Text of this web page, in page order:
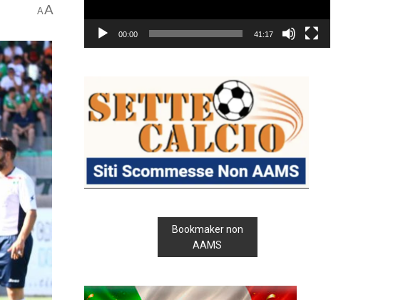
AA
00:00 41:17
Bookmaker non
AAMS